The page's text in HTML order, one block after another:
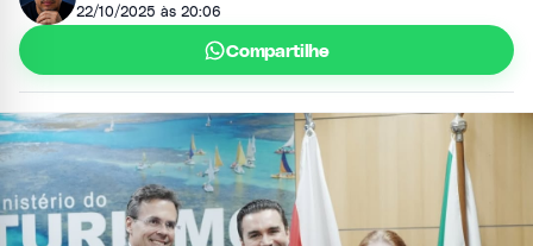
22/10/2025 às 20:06
Compartilhe